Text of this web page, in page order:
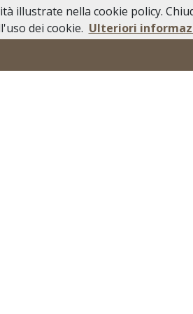
Pubblici In Caso di Decesso
illustrate nella cookie policy.
dei cookie. Ulteriori